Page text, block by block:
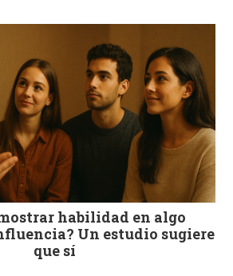
habilidad en algo
Un estudio sugiere
que sí